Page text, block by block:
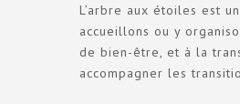
L’arbre aux étoiles est
accueillons ou y
de bien-être, et à la
accompagner les